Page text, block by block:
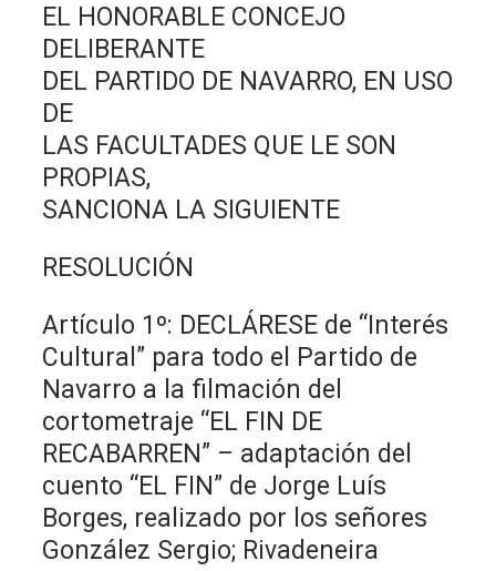
EL HONORABLE CONCEJO
DELIBERANTE
DEL PARTIDO DE NAVARRO, EN USO
DE
LAS FACULTADES QUE LE SON
PROPIAS,
SANCIONA LA SIGUIENTE
RESOLUCIÓN
Artículo 1º: DECLÁRESE de “Interés
Cultural” para todo el Partido de
Navarro a la filmación del
cortometraje “EL FIN DE
RECABARREN” – adaptación del
cuento “EL FIN” de Jorge Luís
Borges, realizado por los señores
González Sergio; Rivadeneira